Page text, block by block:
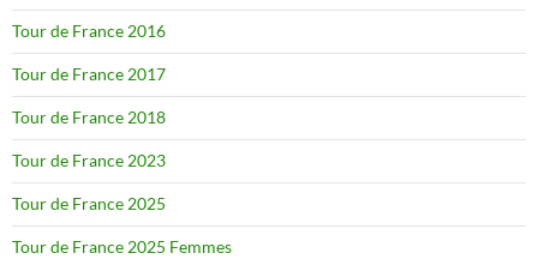
Tour de France 2016
Tour de France 2017
Tour de France 2018
Tour de France 2023
Tour de France 2025
Tour de France 2025 Femmes